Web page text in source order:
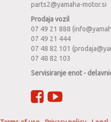
parts2@yamaha-motor.si
Prodaja vozil
07 49 21 888
07 49 21 444
07 48 82 101
07 48 82 103
Servisiranje enot -